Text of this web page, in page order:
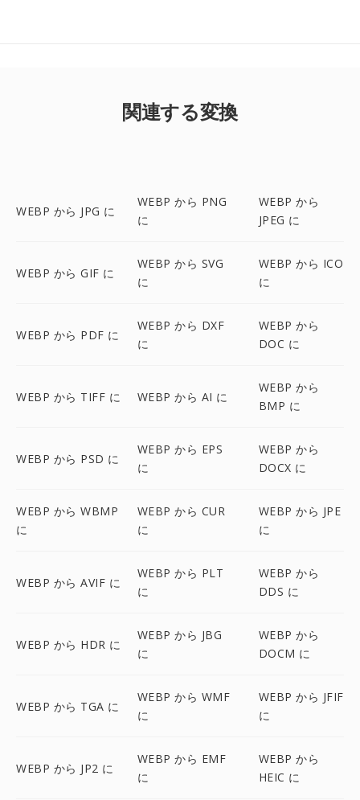
関連する変換
WEBP から JPG に
WEBP から PNG
に
WEBP から
JPEG に
WEBP から GIF に
WEBP から SVG
に
WEBP から ICO
に
WEBP から PDF に
WEBP から DXF
に
WEBP から
DOC に
WEBP から TIFF に WEBP から AI に
WEBP から
BMP に
WEBP から PSD に
WEBP から EPS
に
WEBP から
DOCX に
WEBP から WBMP
に
WEBP から CUR
に
WEBP から JPE
に
WEBP から AVIF に
WEBP から PLT
に
WEBP から
DDS に
WEBP から HDR に
WEBP から JBG
に
WEBP から
DOCM に
WEBP から TGA に
WEBP から WMF
に
WEBP から JFIF
に
WEBP から JP2 に
WEBP から EMF
に
WEBP から
HEIC に